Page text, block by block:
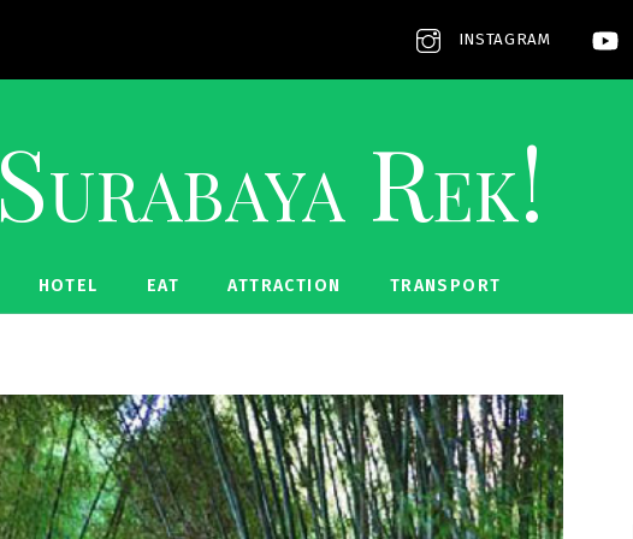
INSTAGRAM
Surabaya Rek!
HOTEL EAT ATTRACTION TRANSPORT